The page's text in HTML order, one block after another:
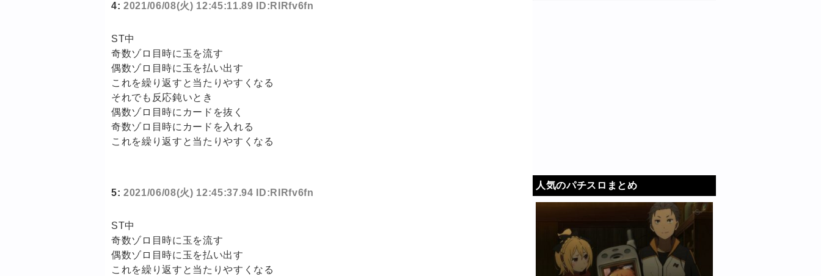
4: 2021/06/08(火) 12:45:11.89 ID:RIRfv6fn
ST中
奇数ゾロ目時に玉を流す
偶数ゾロ目時に玉を払い出す
これを繰り返すと当たりやすくなる
それでも反応鈍いとき
偶数ゾロ目時にカードを抜く
奇数ゾロ目時にカードを入れる
これを繰り返すと当たりやすくなる
5: 2021/06/08(火) 12:45:37.94 ID:RIRfv6fn
ST中
奇数ゾロ目時に玉を流す
偶数ゾロ目時に玉を払い出す
これを繰り返すと当たりやすくなる
人気のパチスロまとめ